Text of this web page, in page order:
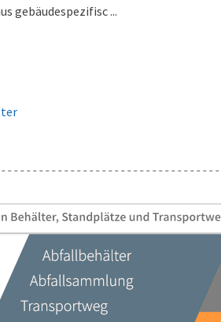
gebäudespezifisc ...